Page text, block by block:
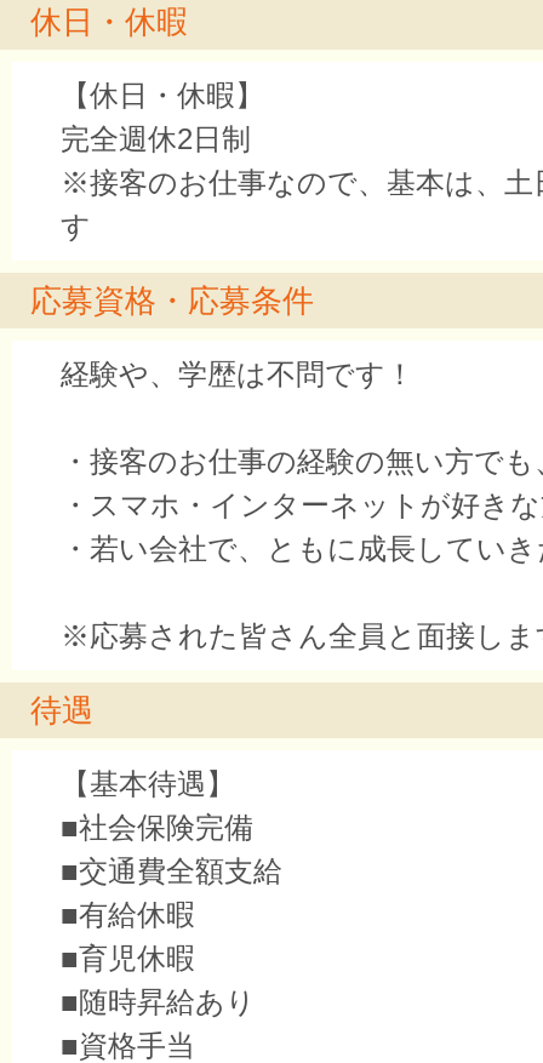
休日・休暇
【休日・休暇】
完全週休2日制
※接客のお仕事なので、基本は、土
す
応募資格・応募条件
経験や、学歴は不問です！
・接客のお仕事の経験の無い方で
・スマホ・インターネットが好き
・若い会社で、ともに成長してい
※応募された皆さん全員と面接しま
待遇
【基本待遇】
■社会保険完備
■交通費全額支給
■有給休暇
■育児休暇
■随時昇給あり
■資格手当